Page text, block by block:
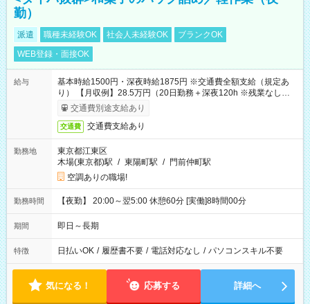
勤）
派遣 職種未経験OK 社会人未経験OK
ブランクOK
WEB登録・面接OK
給与
基本時給1500円・深夜時給1875円 ※交通費全額支給（規定あ
り） 【月収例】28.5万円（20日勤務＋深夜120h ※残業なしの場
合）交通費別途支給あり
交通費 交通費支給あり
勤務地
東京都江東区
木場(東京都)駅 / 東陽町駅 / 門前仲町駅
空調ありの職場!
勤務時間 【夜勤】 20:00～翌5:00 休憩60分 [実働]8時間00分
期間 即日～長期
特徴 日払いOK / 履歴書不要 / 電話対応なし / パソコンスキル不要
気になる！ 応募する 詳細へ